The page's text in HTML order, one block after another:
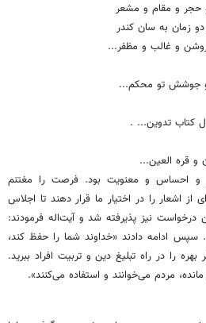
حجر و مقام و مشعر
زمان به سان کندر
و غالب و مظفر...
جوشش تو محکم...
کتاب تدوین... .
قره العین...
و احساس و معنویت بود. فرصت را مغتنم
اشعار را در اختیار ما قرار دهند تا اجلاس
درخواست نیز ‏پذیرفته شد و آیت‌اله فرمودند:
سپس ادامه دادند «خداوند شما را حفظ ‏کند،
را در راه تبلیغ دین و تربیت افراد ببرید.
مردم می‌خوانند و استفاده می‌کنند».